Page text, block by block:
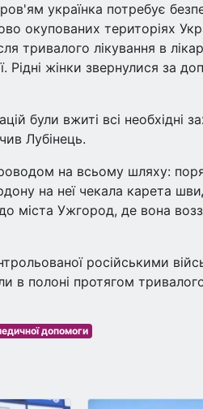
українка потребує
окупованих територіях
тривалого лікування в
Рідні жінки звернулися за
були вжиті всі необхідні
Лубінець.
на всьому шляху:
на неї чекала карета
міста Ужгород, де вона
російськими
в полоні протягом
допомоги